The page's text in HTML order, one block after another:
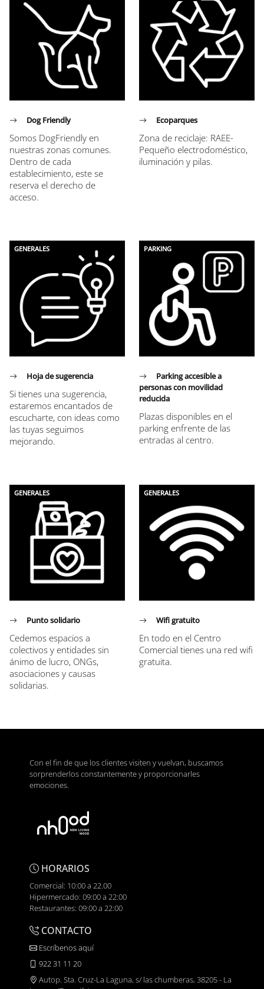
Dog Friendly
Somos DogFriendly en
nuestras zonas comunes.
Dentro de cada
establecimiento, este se
reserva el derecho de
acceso.
Ecoparques
Zona de reciclaje: RAEE-
Pequeño electrodoméstico,
iluminación y pilas.
GENERALES
Hoja de sugerencia
Si tienes una sugerencia,
estaremos encantados de
escucharte, con ideas como
las tuyas seguimos
mejorando.
PARKING
Parking accesible a
personas con movilidad
reducida
Plazas disponibles en el
parking enfrente de las
entradas al centro.
GENERALES
Punto solidario
Cedemos espacios a
colectivos y entidades sin
ánimo de lucro, ONGs,
asociaciones y causas
solidarias.
GENERALES
Wifi gratuito
En todo en el Centro
Comercial tienes una red wifi
gratuita.
Con el fin de que los clientes visiten y vuelvan, buscamos
sorprenderlos constantemente y proporcionarles
emociones.
HORARIOS
Comercial: 10:00 a 22.00
Hipermercado: 09:00 a 22:00
Restaurantes: 09:00 a 22:00
CONTACTO
Escríbenos aquí
922 31 11 20
Autop. Sta. Cruz-La Laguna, s/ las chumberas, 38205 - La